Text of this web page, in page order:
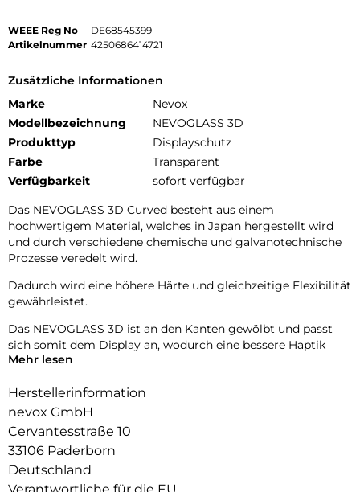
WEEE Reg No
DE68545399
Artikelnummer 4250686414721
Zusätzliche Informationen
Marke
Nevox
Modellbezeichnung
NEVOGLASS 3D
Produkttyp
Displayschutz
Farbe
Transparent
Verfügbarkeit
sofort verfügbar
Das NEVOGLASS 3D Curved besteht aus einem
hochwertigem Material, welches in Japan hergestellt wird
und durch verschiedene chemische und galvanotechnische
Prozesse veredelt wird.
Dadurch wird eine höhere Härte und gleichzeitige Flexibilität
gewährleistet.
Das NEVOGLASS 3D ist an den Kanten gewölbt und passt
sich somit dem Display an, wodurch eine bessere Haptik
erzielt.
Durch die Umformungen wird das komplette Display
zuverlässig geschützt.
9H Härtegrad
Resistent gegen Kratzer
Fettabweisende Beschichtung
Mehr lesen
Herstellerinformation
nevox GmbH
Cervantesstraße 10
33106 Paderborn
Deutschland
Verantwortliche für die EU